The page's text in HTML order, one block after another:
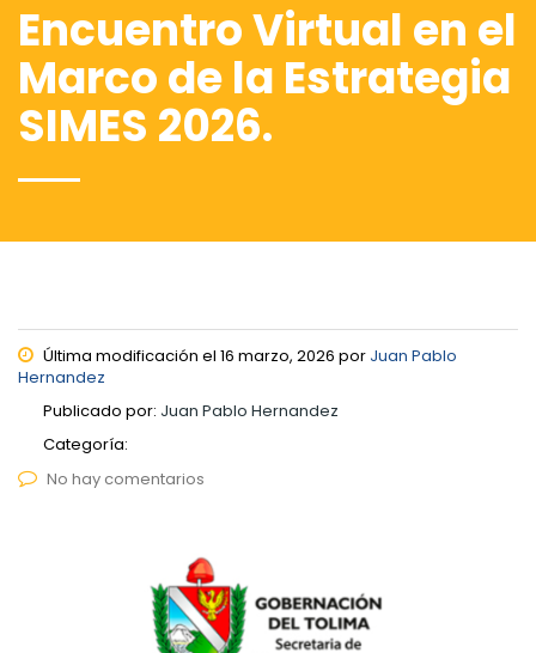
Encuentro Virtual en el
Marco de la Estrategia
SIMES 2026.
Última modificación el 16 marzo, 2026 por Juan Pablo
Hernandez
Publicado por: Juan Pablo Hernandez
Categoría:
No hay comentarios